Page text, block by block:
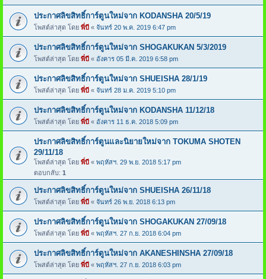
ประกาศลิขสิทธิ์การ์ตูนใหม่จาก KODANSHA 20/5/19
โพสต์ล่าสุด โดย พี่บี « จันทร์ 20 พ.ค. 2019 6:47 pm
ประกาศลิขสิทธิ์การ์ตูนใหม่จาก SHOGAKUKAN 5/3/2019
โพสต์ล่าสุด โดย พี่บี « อังคาร 05 มี.ค. 2019 6:58 pm
ประกาศลิขสิทธิ์การ์ตูนใหม่จาก SHUEISHA 28/1/19
โพสต์ล่าสุด โดย พี่บี « จันทร์ 28 ม.ค. 2019 5:10 pm
ประกาศลิขสิทธิ์การ์ตูนใหม่จาก KODANSHA 11/12/18
โพสต์ล่าสุด โดย พี่บี « อังคาร 11 ธ.ค. 2018 5:09 pm
ประกาศลิขสิทธิ์การ์ตูนและนิยายใหม่จาก TOKUMA SHOTEN
29/11/18
โพสต์ล่าสุด โดย พี่บี « พฤหัสฯ. 29 พ.ย. 2018 5:17 pm
ตอบกลับ: 1
ประกาศลิขสิทธิ์การ์ตูนใหม่จาก SHUEISHA 26/11/18
โพสต์ล่าสุด โดย พี่บี « จันทร์ 26 พ.ย. 2018 6:13 pm
ประกาศลิขสิทธิ์การ์ตูนใหม่จาก SHOGAKUKAN 27/09/18
โพสต์ล่าสุด โดย พี่บี « พฤหัสฯ. 27 ก.ย. 2018 6:04 pm
ประกาศลิขสิทธิ์การ์ตูนใหม่จาก AKANESHINSHA 27/09/18
โพสต์ล่าสุด โดย พี่บี « พฤหัสฯ. 27 ก.ย. 2018 6:03 pm